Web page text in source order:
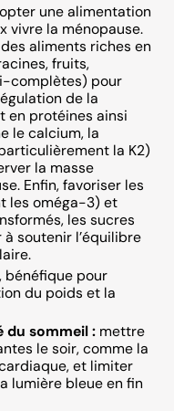
une alimentation
vivre la ménopause.
aliments riches en
fruits,
complètes) pour
de la
en protéines ainsi
le calcium, la
la K2)
la masse
Enfin, favoriser les
les oméga-3) et
les sucres
soutenir l’équilibre
bénéfique pour
du poids et la
du sommeil :mettre
le soir, comme la
et limiter
lumière bleue en fin